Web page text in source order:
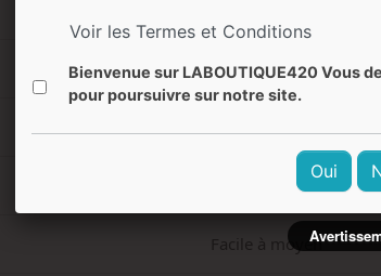
Terreux, épicé, citron
Relaxant, profond,
Facile à moyen
Voir les Termes et Conditions
Bienvenue sur LABOUTIQUE420 Vous
pour poursuivre sur notre site.
Oui